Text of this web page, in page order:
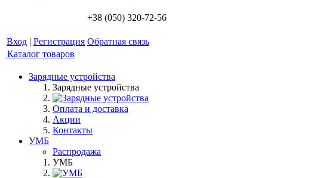
+38 (050) 320-72-56
Вход | Регистрация Обратная связь
Каталог товаров
Зарядные устройства
Зарядные устройства
Оплата и доставка
Акции
Контакты
УМБ
Распродажа
УМБ